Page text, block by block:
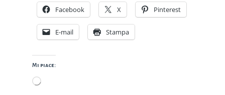
Facebook X Pinterest
E-mail Stampa
Mi piace:
Caricamento